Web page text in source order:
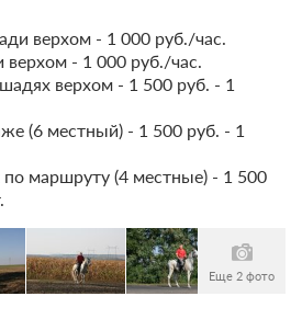
верхом - 1 000 руб./час.
верхом - 1 000 руб./час.
верхом - 1 500 руб. - 1
(6 местный) - 1 500 руб. - 1
по маршруту (4 местные) - 1 500
Еще 2 фото